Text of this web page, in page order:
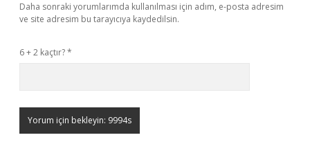
Daha sonraki yorumlarımda kullanılması için adım, e-posta adresim
ve site adresim bu tarayıcıya kaydedilsin.
6 + 2 kaçtır?*